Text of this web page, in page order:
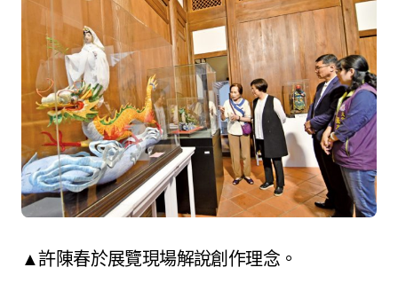
▲許陳春於展覽現場解說創作理念。